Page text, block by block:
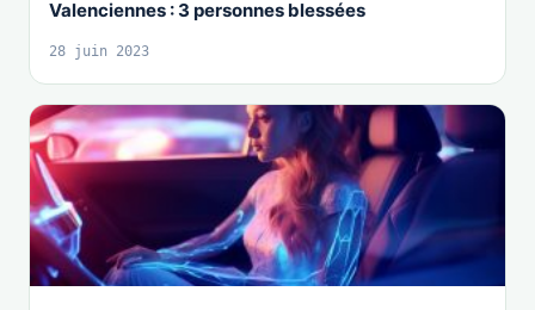
Valenciennes : 3 personnes blessées
28 juin 2023